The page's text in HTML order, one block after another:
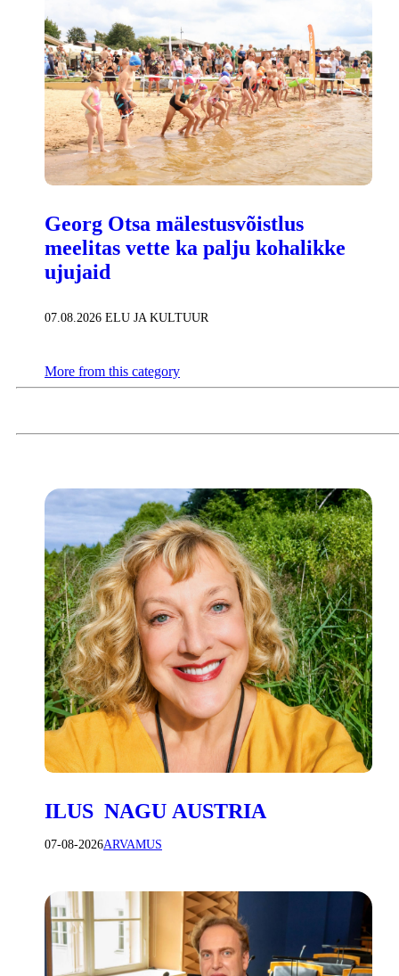
Georg Otsa mälestusvõistlus
meelitas vette ka palju kohalikke
ujujaid
07.08.2026 ELU JA KULTUUR
More from this category
ILUS NAGU AUSTRIA
07-08-2026ARVAMUS